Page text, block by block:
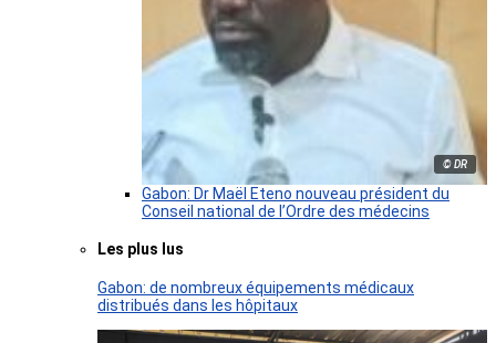
© DR
Gabon: Dr Maël Eteno nouveau président du
Conseil national de l’Ordre des médecins
Les plus lus
Gabon: de nombreux équipements médicaux
distribués dans les hôpitaux